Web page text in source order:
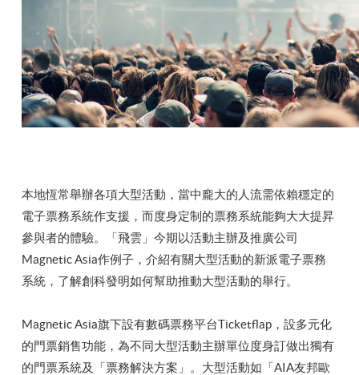
本地恆常舉辦各項大型活動，當中龐大的人流需依賴穩定的
電子票務系統作支援，而度身定制的票務系統能夠大大提昇
參與者的體驗。「飛雲」今期以活動主辦及推廣公司
Magnetic Asia作例子，介紹有關大型活動的新派電子票務
系統，了解創科發明如何幫助推動大型活動的舉行。
Magnetic Asia旗下設有數碼票務平台Ticketflap，設多元化
的門票銷售功能，為不同大型活動主辦單位度身訂做出獨有
的門票系統及「票務解決方案」。大型活動如「AIA友邦歐